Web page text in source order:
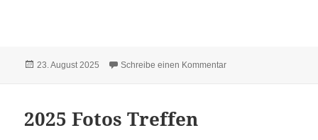
Veröffentlicht
23. August 2025 Schreibe einen Kommentarzu Sängerfest in
2025 Fotos Treffen